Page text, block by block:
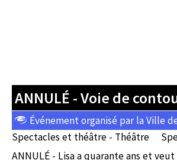
ANNULÉ - Voie de
Événement organisé par la Ville
Spectacles et théâtre - Théâtre
ANNULÉ - Lisa a quarante ans et